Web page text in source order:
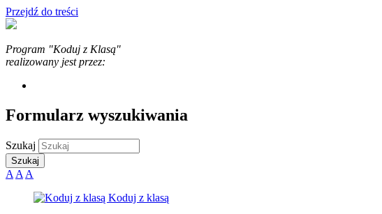
Przejdź do treści
Program "Koduj z Klasą"
realizowany jest przez:
Formularz wyszukiwania
Szukaj
A A A